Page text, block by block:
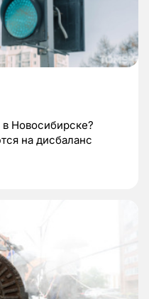
Новосибирске?
на дисбаланс